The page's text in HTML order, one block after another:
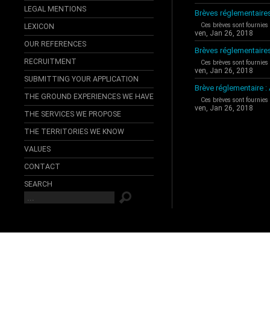
LEGAL MENTIONS
LEXICON
OUR REFERENCES
RECRUITMENT
SUBMITTING YOUR APPLICATION
THE GROUND EXPERIENCES WE HAVE
THE SERVICES WE PROPOSE
THE TERRITORIES WE KNOW
VALUES
CONTACT
SEARCH
Brèves
Ces brèves sont
ven, Jan 26, 2018
Brèves
Ces brèves sont
ven, Jan 26, 2018
Brève réglementaire :
Ces brèves sont
ven, Jan 26, 2018